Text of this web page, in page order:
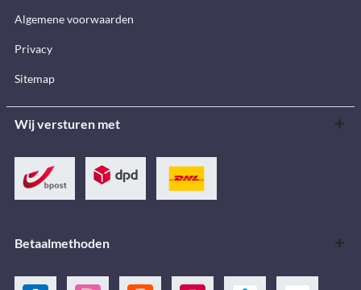
Algemene voorwaarden
Privacy
Sitemap
Wij versturen met
Betaalmethoden